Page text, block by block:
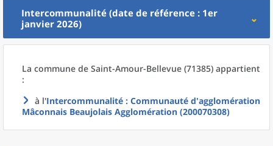
Intercommunalité (date de référence : 1er
janvier 2026)
La commune de Saint-Amour-Bellevue (71385) appartient
:
à l'Intercommunalité : Communauté d'agglomération
Mâconnais Beaujolais Agglomération (200070308)